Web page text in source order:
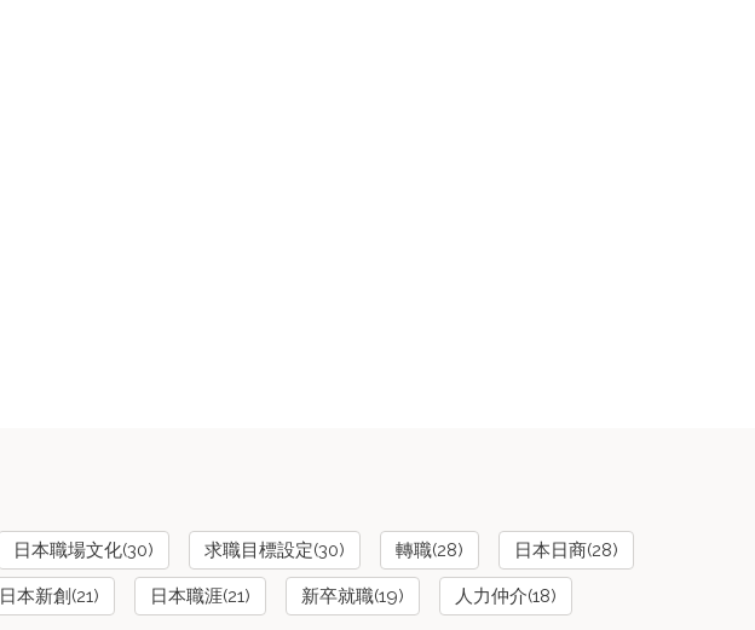
日本職場文化(30) 求職目標設定(30) 轉職(28) 日本日商(28)
日本新創(21) 日本職涯(21) 新卒就職(19) 人力仲介(18)